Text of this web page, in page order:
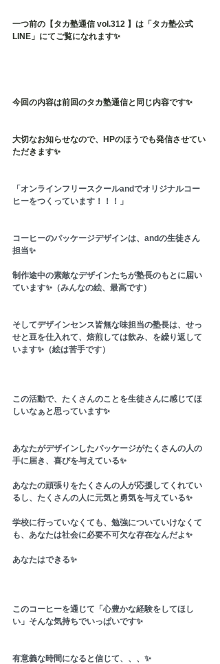
一つ前の【タカ塾通信 vol.312 】は「タカ塾公式
LINE」にてご覧になれます✨
今回の内容は前回のタカ塾通信と同じ内容です✨
大切なお知らせなので、HPのほうでも発信させてい
ただきます✨
「オンラインフリースクールandでオリジナルコー
ヒーをつくっています！！！」
コーヒーのパッケージデザインは、andの生徒さん
担当✨
制作途中の素敵なデザインたちが塾長のもとに届い
ています✨（みんなの絵、最高です）
そしてデザインセンス皆無な味担当の塾長は、せっ
せと豆を仕入れて、焙煎しては飲み、を繰り返して
います✨（絵は苦手です）
この活動で、たくさんのことを生徒さんに感じてほ
しいなぁと思っています✨
あなたがデザインしたパッケージがたくさんの人の
手に届き、喜びを与えている✨
あなたの頑張りをたくさんの人が応援してくれてい
るし、たくさんの人に元気と勇気を与えている✨
学校に行っていなくても、勉強についていけなくて
も、あなたは社会に必要不可欠な存在なんだよ✨
あなたはできる✨
このコーヒーを通じて「心豊かな経験をしてほし
い」そんな気持ちでいっぱいです✨
有意義な時間になると信じて、、、✨